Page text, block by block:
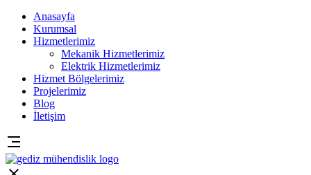
Anasayfa
Kurumsal
Hizmetlerimiz
Mekanik Hizmetlerimiz
Elektrik Hizmetlerimiz
Hizmet Bölgelerimiz
Projelerimiz
Blog
İletişim